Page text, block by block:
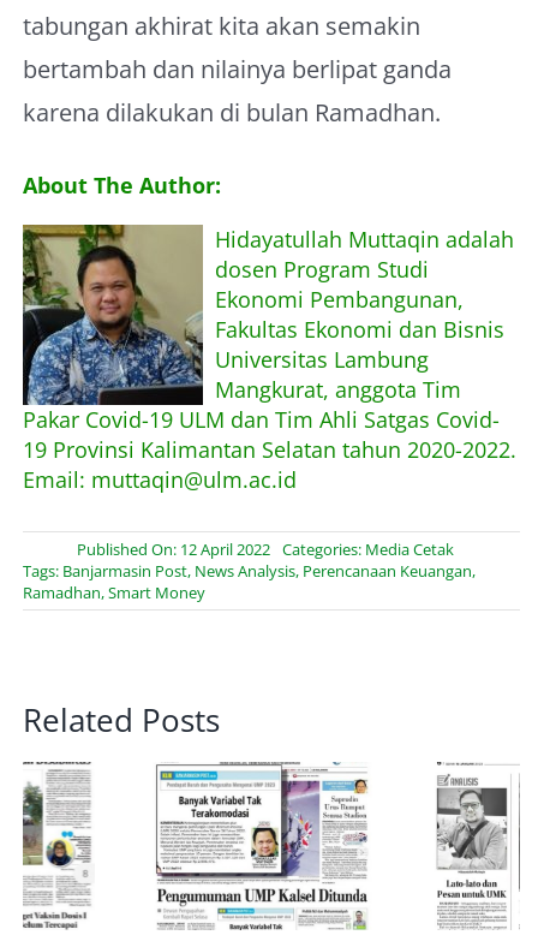
tabungan akhirat kita akan semakin
bertambah dan nilainya berlipat ganda
karena dilakukan di bulan Ramadhan.
About The Author:
Hidayatullah Muttaqin adalah
dosen Program Studi
Ekonomi Pembangunan,
Fakultas Ekonomi dan Bisnis
Universitas Lambung
Mangkurat, anggota Tim
Pakar Covid-19 ULM dan Tim Ahli Satgas Covid-
19 Provinsi Kalimantan Selatan tahun 2020-2022.
Email: muttaqin@ulm.ac.id
Published On: 12 April 2022 Categories: Media Cetak
Tags: Banjarmasin Post, News Analysis, Perencanaan Keuangan,
Ramadhan,Smart Money
Related Posts